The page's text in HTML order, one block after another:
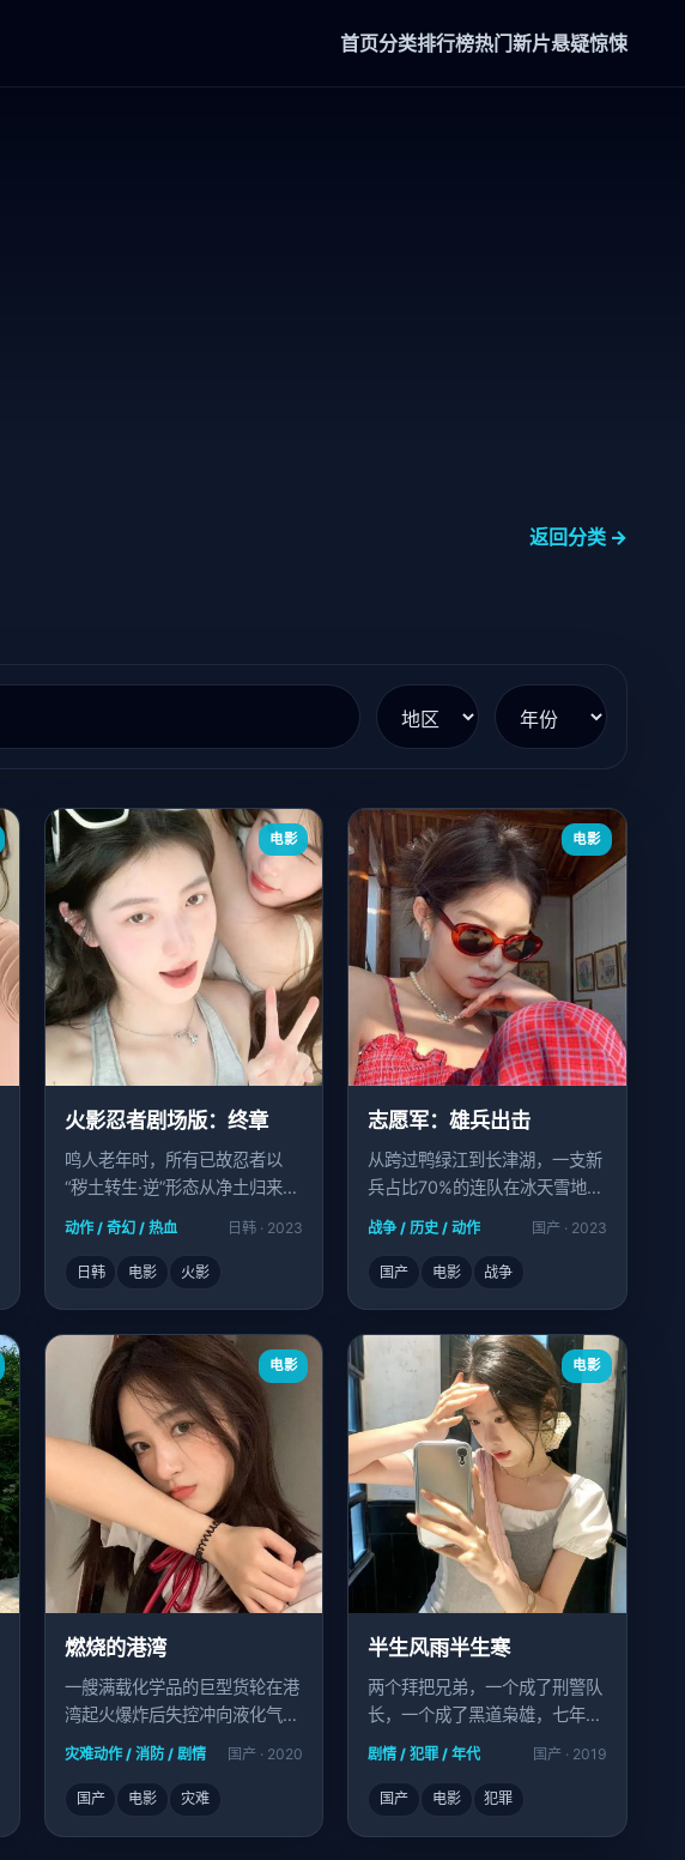
首页分类排行榜热门新片悬疑惊悚
返回分类 →
电影
火影忍者剧场版：终章
鸣人老年时，所有已故忍者以
“秽土转生·逆”形态从净土归来道
别。
动作 / 奇幻 / 热血 日韩 · 2023
日韩 电影 火影
电影
志愿军：雄兵出击
从跨过鸭绿江到长津湖，一支新
兵占比70%的连队在冰天雪地中
成长为真正的“雄兵”。
战争 / 历史 / 动作 国产 · 2023
国产 电影 战争
电影
燃烧的港湾
一艘满载化学品的巨型货轮在港
湾起火爆炸后失控冲向液化气码
头，八名消防员必须在两小时内
灾难动作 / 消防 / 剧情 国产 · 2020
国产 电影 灾难
电影
半生风雨半生寒
两个拜把兄弟，一个成了刑警队
长，一个成了黑道枭雄，七年后
在刑讯室重逢。
剧情 / 犯罪 / 年代 国产 · 2019
国产 电影 犯罪